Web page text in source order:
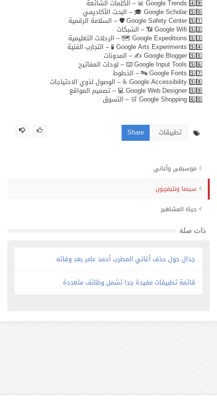
4️⃣9️⃣ Google Trends 📊 – الكلمات الشائعة
5️⃣0️⃣ Google Scholar 🎓 – البحث الأكاديمي
5️⃣1️⃣ Google Safety Center 🛡️ – السلامة الرقمية
5️⃣2️⃣ Google Wifi 📶 – الشبكات
5️⃣3️⃣ Google Expeditions 🗺️ – الرحلات التعليمية
5️⃣4️⃣ Google Arts Experiments 🧪 – التجارب الفنية
5️⃣5️⃣ Google Blogger ✍️ – المدونات
5️⃣6️⃣ Google Input Tools ⌨️ – لوحات المفاتيح
5️⃣7️⃣ Google Fonts 🔤 – الخطوط
5️⃣8️⃣ Google Accessibility ♿ – الوصول لذوي الاحتياجات
5️⃣9️⃣ Google Web Designer 💻 – تصميم المواقع
6️⃣0️⃣ Google Shopping 🛒 – التسوق
تطبيقات Share
موسيقى وأغاني
سينما وتليفزيون
حياة المشاهير
ذات صلة
جدال حول حذف أغاني المطرب أحمد عامر بعد وفاته
قائمة تطبيقات مفيدة جدا تشمل وظائف متعددة